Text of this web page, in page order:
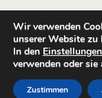
Wir verwenden
unserer Website zu
In den Einstellungen
verwenden oder sie
Zustimmen